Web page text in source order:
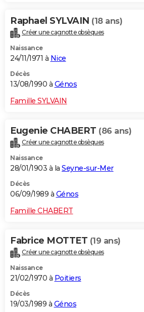
Raphael SYLVAIN (18 ans)
Créer une cagnotte obsèques
Naissance
24/11/1971 à Nice
Décès
13/08/1990 à Génos
Famille SYLVAIN
Eugenie CHABERT (86 ans)
Créer une cagnotte obsèques
Naissance
28/01/1903 à la Seyne-sur-Mer
Décès
06/09/1989 à Génos
Famille CHABERT
Fabrice MOTTET (19 ans)
Créer une cagnotte obsèques
Naissance
21/02/1970 à Poitiers
Décès
19/03/1989 à Génos